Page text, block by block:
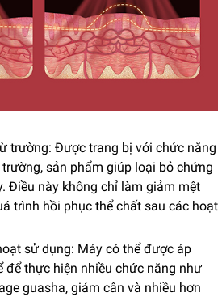
trường: Được trang bị với chức năng
sản phẩm giúp loại bỏ chứng
Điều này không chỉ làm giảm mệt
trình hồi phục thể chất sau các hoạt
sử dụng: Máy có thể được áp
để thực hiện nhiều chức năng như
guasha, giảm cân và nhiều hơn